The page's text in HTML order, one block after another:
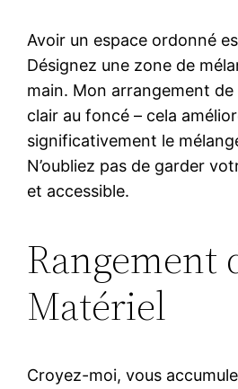
Avoir un espace ordonné
Désignez une zone de
main. Mon arrangement
clair au foncé – cela
significativement le
N’oubliez pas de garder
et accessible.
Rangement
Matériel
Croyez-moi, vous